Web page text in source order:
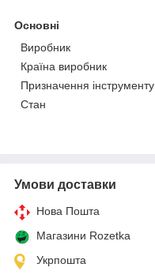
Основні
Виробник
Країна виробник
Призначення інструменту
Стан
Умови доставки
Нова Пошта
Магазини Rozetka
Укрпошта